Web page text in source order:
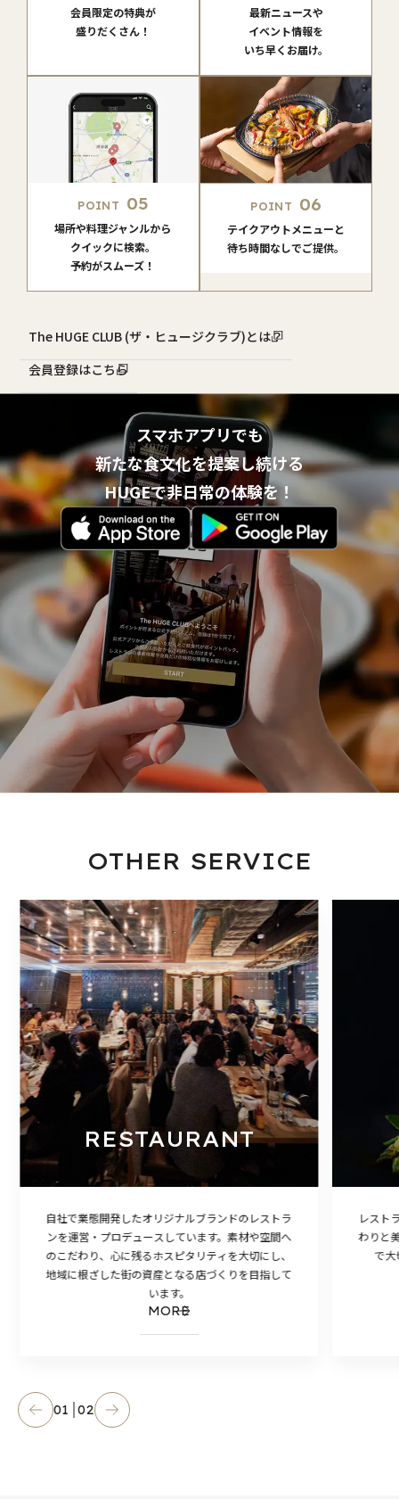
会員限定の特典が
盛りだくさん！
最新ニュースや
イベント情報を
いち早くお届け。
POINT 05
場所や料理ジャンルから
クイックに検索。
予約がスムーズ！
POINT 06
テイクアウトメニューと
待ち時間なしでご提供。
The HUGE CLUB (ザ・ヒュージクラブ)とは？
会員登録はこちら
スマホアプリでも
新たな食文化を提案し続ける
HUGEで非日常の体験を！
OTHER SERVICE
RESTAURANT
自社で業態開発したオリジナルブランドのレストラ
ンを運営・プロデュースしています。素材や空間へ
のこだわり、心に残るホスピタリティを大切にし、
地域に根ざした街の資産となる店づくりを目指して
います。
MORE
レスト
わりと
で大
01 02